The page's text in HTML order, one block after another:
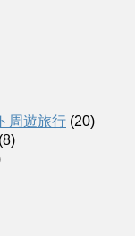
周遊旅行 (20)
(8)